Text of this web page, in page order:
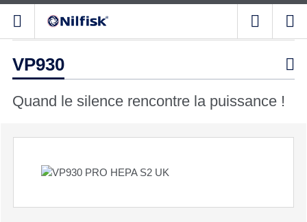
VP930 
Quand le silence rencontre la puissance !